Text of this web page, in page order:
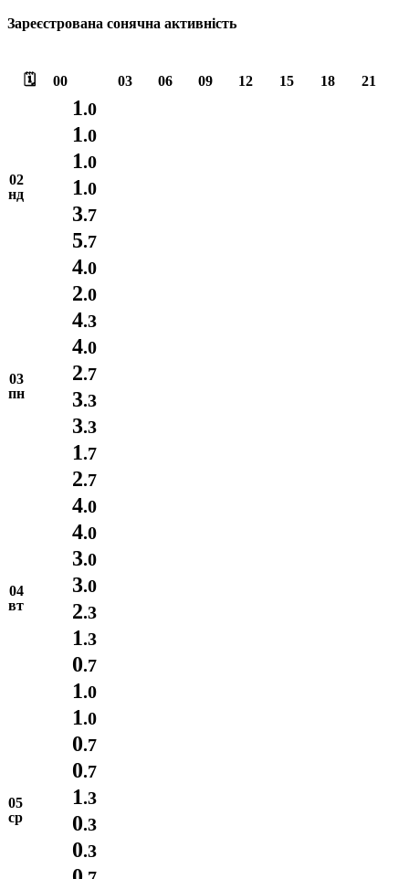
Зареєстрована сонячна активність
🗓️ 00 03 06 09 12 15 18 21
02
нд
1.0
1.0
1.0
1.0
3.7
5.7
4.0
03
пн
2.0
4.3
4.0
2.7
3.3
3.3
1.7
2.7
04
вт
4.0
4.0
3.0
3.0
2.3
1.3
0.7
1.0
05
ср
1.0
0.7
0.7
1.3
0.3
0.3